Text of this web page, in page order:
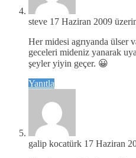
steve 17 Haziran 2009
Her midesi agrıyanda ülser
geceleri mideniz yanarak
şeyler yiyin geçer. 😀
Yanıtla
galip kocatürk 17 Haziran